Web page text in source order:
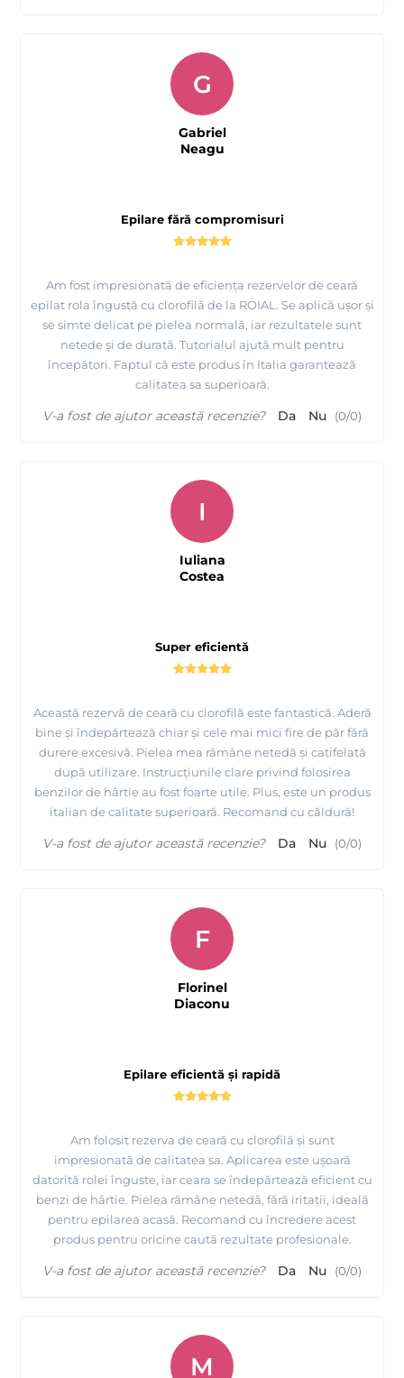
Epilare fără compromisuri
Am fost impresionată de eficiența rezervelor de ceară
epilat rola îngustă cu clorofilă de la ROIAL. Se aplică ușor și
se simte delicat pe pielea normală, iar rezultatele sunt
netede și de durată. Tutorialul ajută mult pentru
începători. Faptul că este produs în Italia garantează
calitatea sa superioară.
G
Gabriel
Neagu
V-a fost de ajutor această recenzie? Da Nu (0/0)
Super eficientă
Această rezervă de ceară cu clorofilă este fantastică. Aderă
bine și îndepărtează chiar și cele mai mici fire de păr fără
durere excesivă. Pielea mea rămâne netedă și catifelată
după utilizare. Instrucțiunile clare privind folosirea
benzilor de hârtie au fost foarte utile. Plus, este un produs
italian de calitate superioară. Recomand cu căldură!
I
Iuliana
Costea
V-a fost de ajutor această recenzie? Da Nu (0/0)
Epilare eficientă și rapidă
Am folosit rezerva de ceară cu clorofilă și sunt
impresionată de calitatea sa. Aplicarea este ușoară
datorită rolei înguste, iar ceara se îndepărtează eficient cu
benzi de hârtie. Pielea rămâne netedă, fără iritații, ideală
pentru epilarea acasă. Recomand cu încredere acest
produs pentru oricine caută rezultate profesionale.
F
Florinel
Diaconu
V-a fost de ajutor această recenzie? Da Nu (0/0)
M